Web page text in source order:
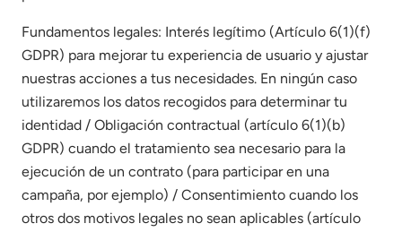
Fundamentos legales: Interés legítimo (Artículo 6(1)(f)
GDPR) para mejorar tu experiencia de usuario y ajustar
nuestras acciones a tus necesidades. En ningún caso
utilizaremos los datos recogidos para determinar tu
identidad / Obligación contractual (artículo 6(1)(b)
GDPR) cuando el tratamiento sea necesario para la
ejecución de un contrato (para participar en una
campaña, por ejemplo) / Consentimiento cuando los
otros dos motivos legales no sean aplicables (artículo